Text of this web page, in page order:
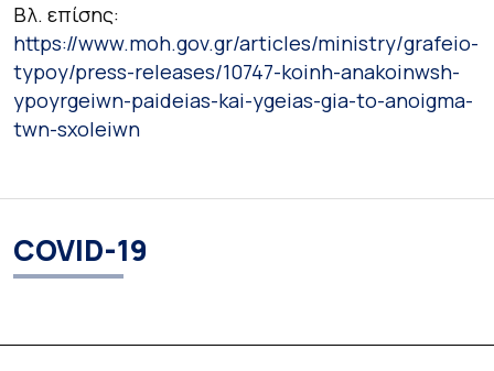
Βλ. επίσης:
https://www.moh.gov.gr/articles/ministry/grafeio-
typoy/press-releases/10747-koinh-anakoinwsh-
ypoyrgeiwn-paideias-kai-ygeias-gia-to-anoigma-
twn-sxoleiwn
COVID-19